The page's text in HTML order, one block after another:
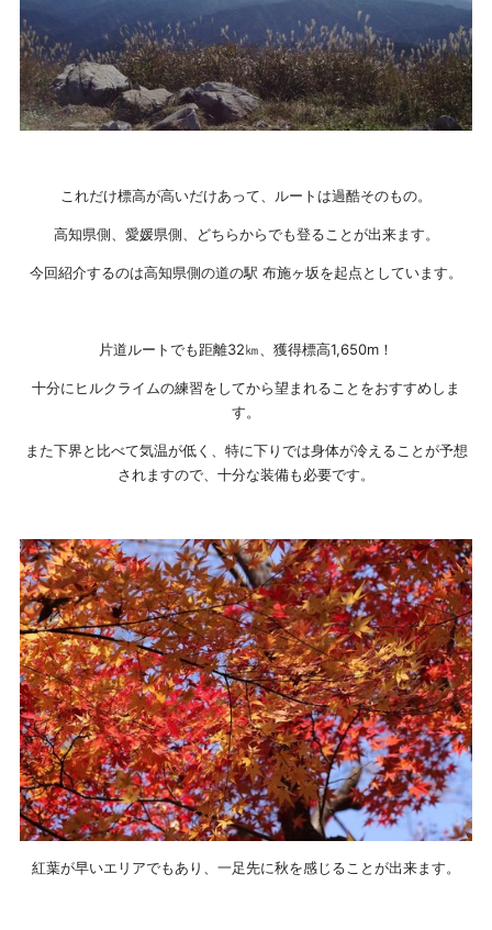
これだけ標高が高いだけあって、ルートは過酷そのもの。
高知県側、愛媛県側、どちらからでも登ることが出来ます。
今回紹介するのは高知県側の道の駅 布施ヶ坂を起点としています。
片道ルートでも距離32㎞、獲得標高1,650m！
十分にヒルクライムの練習をしてから望まれることをおすすめしま
す。
また下界と比べて気温が低く、特に下りでは身体が冷えることが予想
されますので、十分な装備も必要です。
紅葉が早いエリアでもあり、一足先に秋を感じることが出来ます。